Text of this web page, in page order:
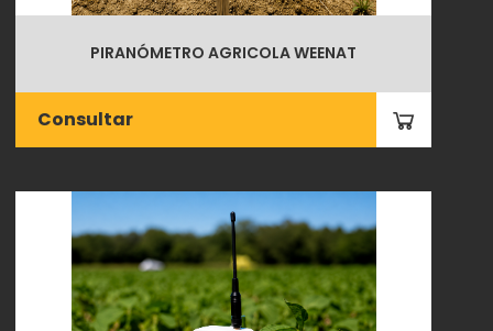
PIRANÓMETRO AGRICOLA WEENAT
Consultar